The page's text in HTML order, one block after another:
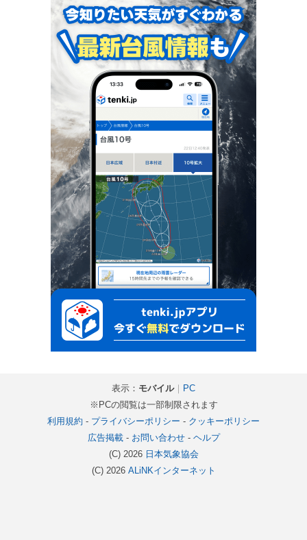
表示： モバイル｜
PC
※PCの閲覧は一部制限されます
利用規約 - プライバシーポリシー - クッキーポリシー
広告掲載- お問い合わせ- ヘルプ
(C) 2026 日本気象協会
(C) 2026 ALiNKインターネット